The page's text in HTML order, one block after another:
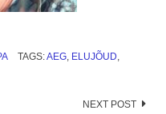
TAGS:AEG, ELUJÕUD,
NEXT POST